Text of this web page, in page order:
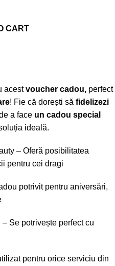
CART
acestvoucher cadou, perfect
! Fie că dorești să fidelizezi
a face un cadou special
ideală.
– Oferă posibilitatea
pentru cei dragi
potrivit pentru aniversări,
– Se potrivește perfect cu
pentru orice serviciu din